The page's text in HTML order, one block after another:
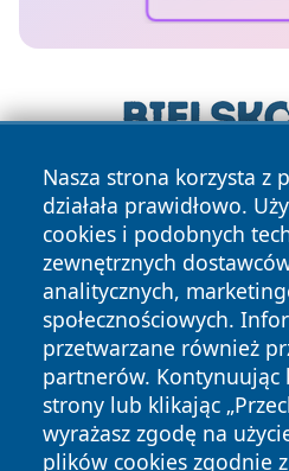
Nasza strona korzysta z
działała prawidłowo.
cookies i podobnych
zewnętrznych
analitycznych,
społecznościowych.
przetwarzane również
partnerów. Kontynuując
strony lub klikając
wyrażasz zgodę na
plików cookies zgodnie
Copyright © 2026 tuzamosc.pl
News Autorzy
Polityka